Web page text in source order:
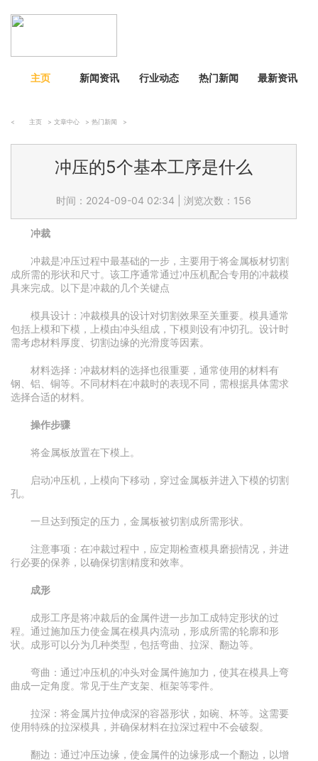
主页 新闻资讯 行业动态 热门新闻 最新资讯
< 主页 > 文章中心 > 热门新闻 >
冲压的5个基本工序是什么
时间：2024-09-04 02:34 浏览次数：156
冲裁
冲裁是冲压过程中最基础的一步，主要用于将金属板材切割
成所需的形状和尺寸。该工序通常通过冲压机配合专用的冲裁模
具来完成。以下是冲裁的几个关键点
模具设计：冲裁模具的设计对切割效果至关重要。模具通常
包括上模和下模，上模由冲头组成，下模则设有冲切孔。设计时
需考虑材料厚度、切割边缘的光滑度等因素。
材料选择：冲裁材料的选择也很重要，通常使用的材料有
钢、铝、铜等。不同材料在冲裁时的表现不同，需根据具体需求
选择合适的材料。
操作步骤
将金属板放置在下模上。
启动冲压机，上模向下移动，穿过金属板并进入下模的切割
孔。
一旦达到预定的压力，金属板被切割成所需形状。
注意事项：在冲裁过程中，应定期检查模具磨损情况，并进
行必要的保养，以确保切割精度和效率。
成形
成形工序是将冲裁后的金属件进一步加工成特定形状的过
程。通过施加压力使金属在模具内流动，形成所需的轮廓和形
状。成形可以分为几种类型，包括弯曲、拉深、翻边等。
弯曲：通过冲压机的冲头对金属件施加力，使其在模具上弯
曲成一定角度。常见于生产支架、框架等零件。
拉深：将金属片拉伸成深的容器形状，如碗、杯等。这需要
使用特殊的拉深模具，并确保材料在拉深过程中不会破裂。
翻边：通过冲压边缘，使金属件的边缘形成一个翻边，以增